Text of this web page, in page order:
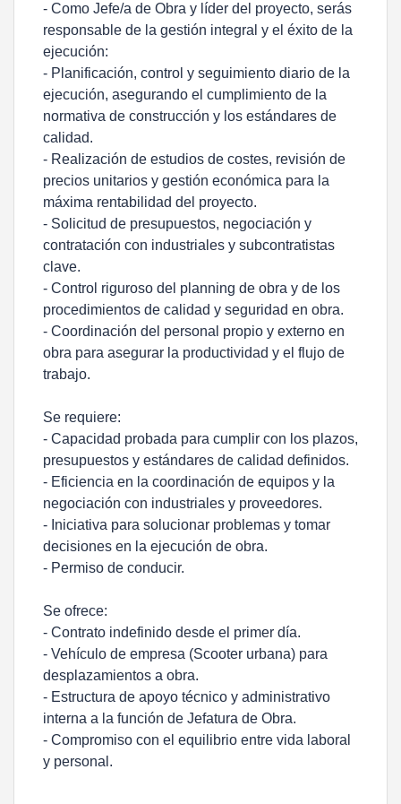
- Como Jefe/a de Obra y líder del proyecto, serás
responsable de la gestión integral y el éxito de la
ejecución:
- Planificación, control y seguimiento diario de la
ejecución, asegurando el cumplimiento de la
normativa de construcción y los estándares de
calidad.
- Realización de estudios de costes, revisión de
precios unitarios y gestión económica para la
máxima rentabilidad del proyecto.
- Solicitud de presupuestos, negociación y
contratación con industriales y subcontratistas
clave.
- Control riguroso del planning de obra y de los
procedimientos de calidad y seguridad en obra.
- Coordinación del personal propio y externo en
obra para asegurar la productividad y el flujo de
trabajo.
Se requiere:
- Capacidad probada para cumplir con los plazos,
presupuestos y estándares de calidad definidos.
- Eficiencia en la coordinación de equipos y la
negociación con industriales y proveedores.
- Iniciativa para solucionar problemas y tomar
decisiones en la ejecución de obra.
- Permiso de conducir.
Se ofrece:
- Contrato indefinido desde el primer día.
- Vehículo de empresa (Scooter urbana) para
desplazamientos a obra.
- Estructura de apoyo técnico y administrativo
interna a la función de Jefatura de Obra.
- Compromiso con el equilibrio entre vida laboral
y personal.